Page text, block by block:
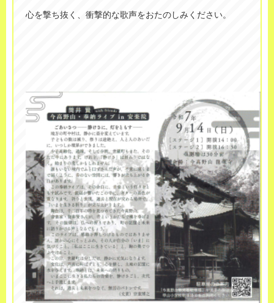
心を撃ち抜く、衝撃的な歌声をおたのしみください。